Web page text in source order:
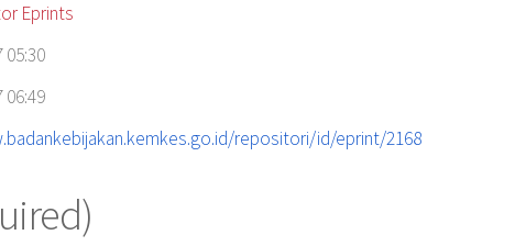
Eprints
05:30
06:49
repositori/id/eprint/2168